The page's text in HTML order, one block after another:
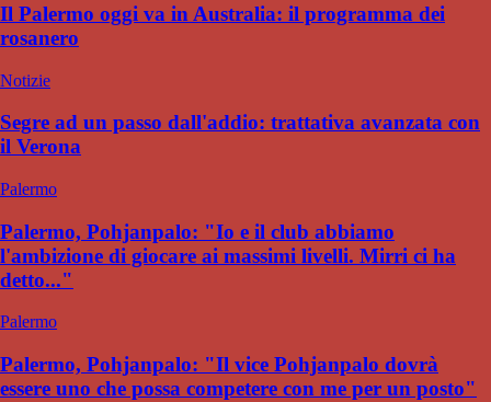
Il Palermo oggi va in Australia: il programma dei
rosanero
Notizie
Segre ad un passo dall'addio: trattativa avanzata con
il Verona
Palermo
Palermo, Pohjanpalo: "Io e il club abbiamo
l'ambizione di giocare ai massimi livelli. Mirri ci ha
detto..."
Palermo
Palermo, Pohjanpalo: "Il vice Pohjanpalo dovrà
essere uno che possa competere con me per un posto"